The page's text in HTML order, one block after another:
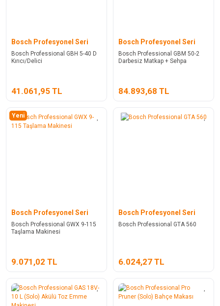
Bosch Profesyonel Seri
Bosch Professional GBH 5-40 D
Kırıcı/Delici
41.061,95 TL
Bosch Profesyonel Seri
Bosch Professional GBM 50-2
Darbesiz Matkap + Sehpa
84.893,68 TL
Yeni
Bosch Profesyonel Seri
Bosch Professional GWX 9-115
Taşlama Makinesi
9.071,02 TL
Bosch Profesyonel Seri
Bosch Professional GTA 560
6.024,27 TL